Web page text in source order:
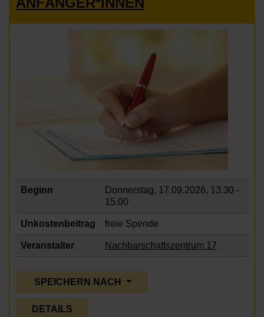
Beginn Donnerstag, 17.09.2026, 13.30 -
15.00
Unkostenbeitrag freie Spende
Veranstalter Nachbarschaftszentrum 17
SPEICHERN NACH
DETAILS